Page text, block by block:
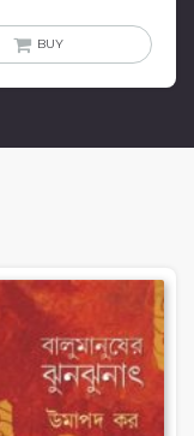
BUY